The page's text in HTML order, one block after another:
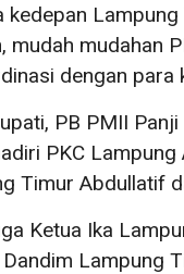
kedepan
mudah mudahan
dengan para
PB PMII
PKC
Timur Abdullatif
Ketua Ika
Lampung